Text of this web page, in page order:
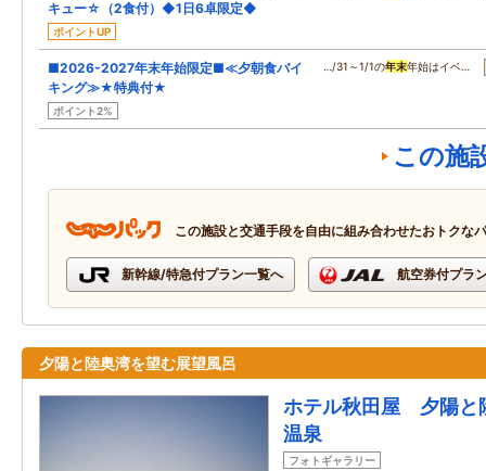
キュー☆（2食付）◆1日6卓限定◆
ポイントUP
■2026-2027年末年始限定■≪夕朝食バイ
キング≫★特典付★
ポイント2%
…/31～1/1の年末年始はイベ…
この施
この施設と交通手段を自由に組み合わせたおトクな
新幹線/特急付プラン一覧へ 航空券付プラ
夕陽と陸奥湾を望む展望風呂
ホテル秋田屋 夕陽と
温泉
フォトギャラリー